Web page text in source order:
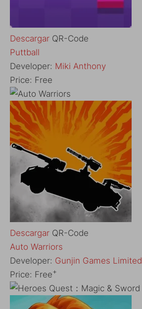
Descargar QR-Code
‎Puttball
Developer: Miki Anthony
Price: Free
Descargar QR-Code
Auto Warriors
Developer: Gunjin Games Limited
Price: Free+